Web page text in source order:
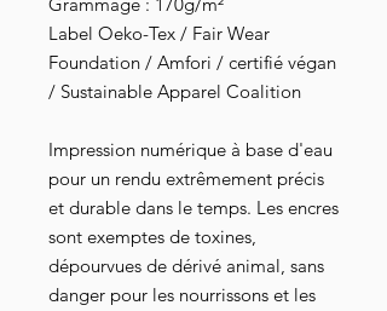
Label Oeko-Tex / Fair Wear
Foundation / Amfori / certifié végan
/ Sustainable Apparel Coalition
Impression numérique à base d'eau
pour un rendu extrêmement précis
et durable dans le temps. Les encres
sont exemptes de toxines,
dépourvues de dérivé animal, sans
danger pour les nourrissons et les